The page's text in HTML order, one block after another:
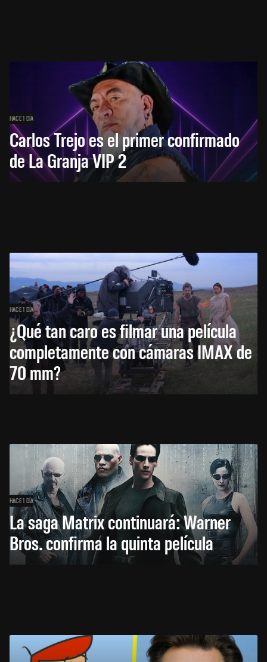
HACE 1 DÍA
Carlos Trejo es el primer confirmado
de La Granja VIP 2
HACE 1 DÍA
¿Qué tan caro es filmar una película
completamente con cámaras IMAX de
70 mm?
HACE 1 DÍA
La saga Matrix continuará: Warner
Bros. confirma la quinta película